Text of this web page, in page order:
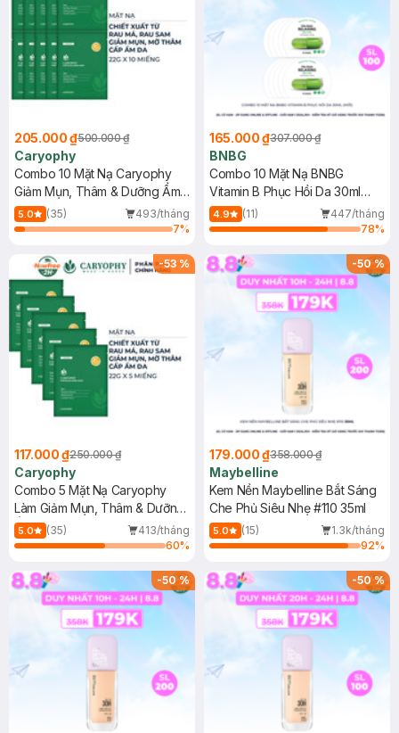
205.000 ₫500.000 ₫
Caryophy
Combo 10 Mặt Nạ Caryophy
Giảm Mụn, Thâm & Dưỡng Ẩm
Da 22g
5.0 (35)
493/tháng
7%
165.000 ₫307.000 ₫
BNBG
Combo 10 Mặt Nạ BNBG
Vitamin B Phục Hồi Da 30ml
(Mới)
4.9 (11)
447/tháng
78%
-53 %
117.000 ₫250.000 ₫
Caryophy
Combo 5 Mặt Nạ Caryophy
Làm Giảm Mụn, Thâm & Dưỡng
Ẩm Da 22g
5.0 (35)
413/tháng
60%
-50%
179.000 ₫358.000 ₫
Maybelline
Kem Nền Maybelline Bắt Sáng
Che Phủ Siêu Nhẹ #110 35ml
5.0 (15)
1.3k/tháng
92%
-50% -50%